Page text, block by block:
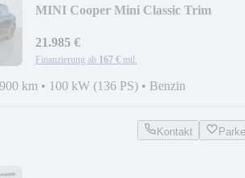
MINI Cooper Mini Classic Trim
21.985 €
Finanzierung ab 167 € mtl.
km • 100 kW (136 PS) • Benzin
Kontakt